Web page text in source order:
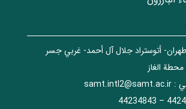
طهران- أتوستراد جلال آل أحمد- غربي جسر
محطة الغاز
:
samt.intl2@samt.ac.ir